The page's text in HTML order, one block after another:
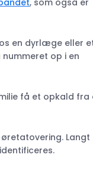
, som også er
en dyrlæge eller
op i en
få et opkald fra
Langt